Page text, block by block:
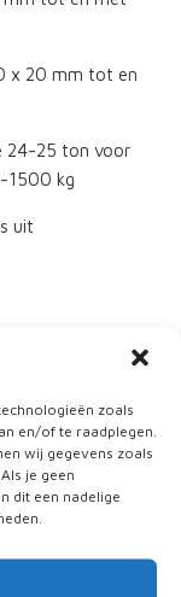
zoals
en/of te raadplegen.
wij gegevens zoals
je geen
dit een nadelige
x 20 mm tot en
24-25 ton voor
1500 kg
uit